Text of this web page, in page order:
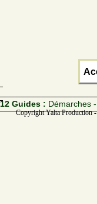
12 Guides : Démarches
Copyright Yalta Production